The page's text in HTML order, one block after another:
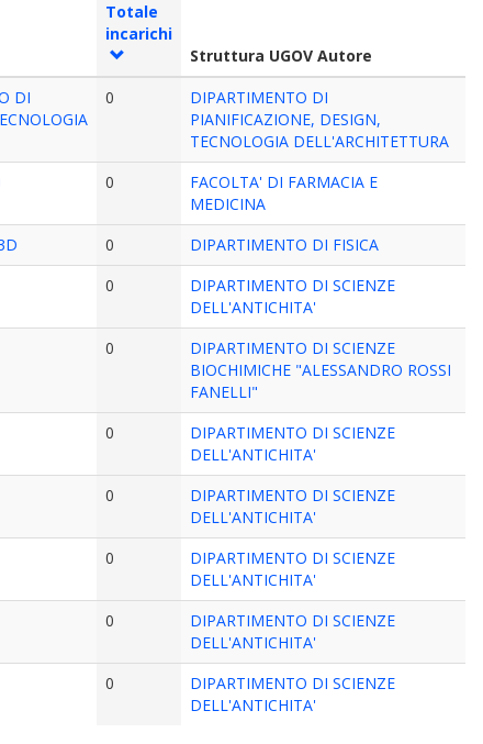
Totale
incarichi
Struttura UGOV Autore
DI
0
DIPARTIMENTO DI
PIANIFICAZIONE, DESIGN,
TECNOLOGIA DELL'ARCHITETTURA
0
FACOLTA' DI FARMACIA E
MEDICINA
0
DIPARTIMENTO DI FISICA
0
DIPARTIMENTO DI SCIENZE
DELL'ANTICHITA'
0
DIPARTIMENTO DI SCIENZE
BIOCHIMICHE "ALESSANDRO ROSSI
FANELLI"
0
DIPARTIMENTO DI SCIENZE
DELL'ANTICHITA'
0
DIPARTIMENTO DI SCIENZE
DELL'ANTICHITA'
0
DIPARTIMENTO DI SCIENZE
DELL'ANTICHITA'
0
DIPARTIMENTO DI SCIENZE
DELL'ANTICHITA'
0
DIPARTIMENTO DI SCIENZE
DELL'ANTICHITA'